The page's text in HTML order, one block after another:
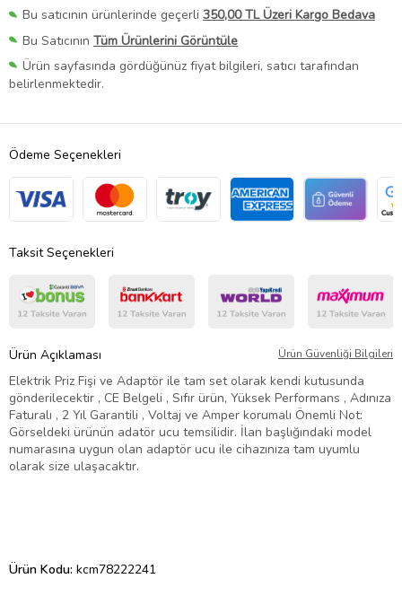
Bu satıcının ürünlerinde geçerli 350,00 TL Üzeri Kargo Bedava
Bu Satıcının Tüm Ürünlerini Görüntüle
Ürün sayfasında gördüğünüz fiyat bilgileri, satıcı tarafından
belirlenmektedir.
Ödeme Seçenekleri
Taksit Seçenekleri
Ürün Açıklaması Ürün Güvenliği Bilgileri
Elektrik Priz Fişi ve Adaptör ile tam set olarak kendi kutusunda
gönderilecektir , CE Belgeli , Sıfır ürün, Yüksek Performans , Adınıza
Faturalı , 2 Yıl Garantili , Voltaj ve Amper korumalı Önemli Not:
Görseldeki ürünün adatör ucu temsilidir. İlan başlığındaki model
numarasına uygun olan adaptör ucu ile cihazınıza tam uyumlu
olarak size ulaşacaktır.
Ürün Kodu: kcm78222241